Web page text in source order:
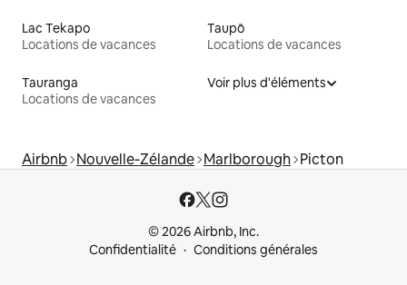
Lac Tekapo
Locations de vacances
Taupō
Locations de vacances
Tauranga
Locations de vacances
Voir plus d'éléments
Airbnb Nouvelle-Zélande Marlborough Picton
© 2026 Airbnb, Inc.
Confidentialité
Conditions générales